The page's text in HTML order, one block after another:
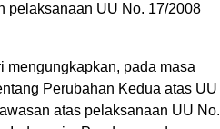
pelaksanaan UU No. 17/2008
mengungkapkan, pada masa
Perubahan Kedua atas UU
atas pelaksanaan UU No.